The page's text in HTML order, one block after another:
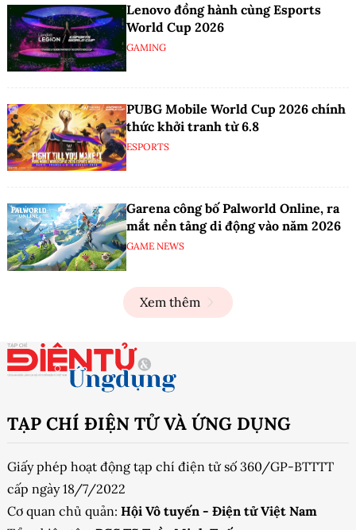
Lenovo đồng hành cùng Esports
World Cup 2026
GAMING
PUBG Mobile World Cup 2026 chính
thức khởi tranh từ 6.8
ESPORTS
Garena công bố Palworld Online, ra
mắt nền tảng di động vào năm 2026
GAME NEWS
Xem thêm
TẠP CHÍ ĐIỆN TỬ VÀ ỨNG DỤNG
Giấy phép hoạt động tạp chí điện tử số 360/GP-BTTTT
cấp ngày 18/7/2022
Cơ quan chủ quản: Hội Vô tuyến - Điện tử Việt Nam